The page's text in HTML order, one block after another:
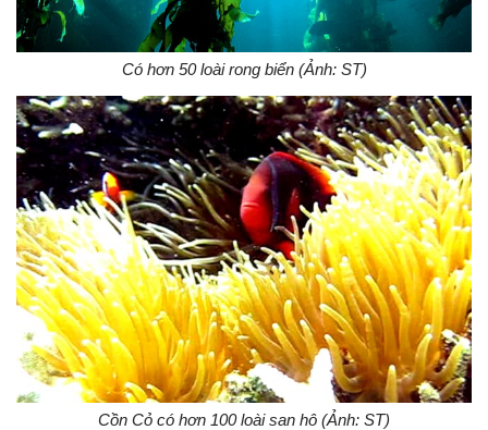
Có hơn 50 loài rong biển (Ảnh: ST)
Cồn Cỏ có hơn 100 loài san hô (Ảnh: ST)